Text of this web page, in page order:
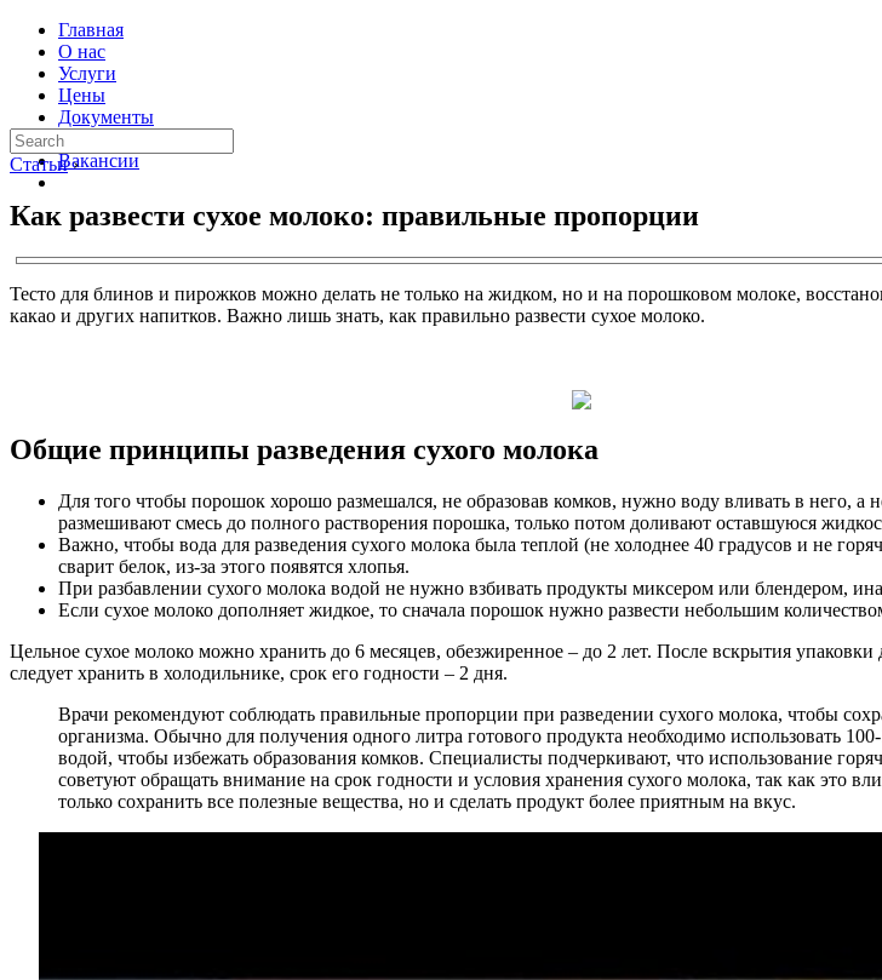
Главная
О нас
Услуги
Цены
Документы
Контакты
Вакансии
Статьи ›
Как развести сухое молоко: правильные пропорции
Тесто для блинов и пирожков можно делать не только на жидком, но и на порошковом молоке,
какао и других напитков. Важно лишь знать, как правильно развести сухое молоко.
Общие принципы разведения сухого молока
Для того чтобы порошок хорошо размешался, не образовав комков, нужно воду вливать в него,
размешивают смесь до полного растворения порошка, только потом доливают оставшуюся
Важно, чтобы вода для разведения сухого молока была теплой (не холоднее 40 градусов и не
сварит белок, из-за этого появятся хлопья.
При разбавлении сухого молока водой не нужно взбивать продукты миксером или блендером,
Если сухое молоко дополняет жидкое, то сначала порошок нужно развести небольшим
Цельное сухое молоко можно хранить до 6 месяцев, обезжиренное – до 2 лет. После вскрытия
следует хранить в холодильнике, срок его годности – 2 дня.
Врачи рекомендуют соблюдать правильные пропорции при разведении сухого молока, чтобы
организма. Обычно для получения одного литра готового продукта необходимо использовать
водой, чтобы избежать образования комков. Специалисты подчеркивают, что использование
советуют обращать внимание на срок годности и условия хранения сухого молока, так как это
только сохранить все полезные вещества, но и сделать продукт более приятным на вкус.